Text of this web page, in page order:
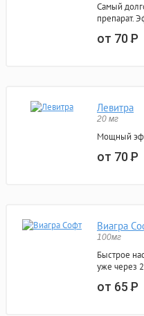
Самый
препарат.
от 70Р
Левитра
20 мг
Мощный
от 70Р
Виагра
100мг
Быстрое
уже через
от 65Р